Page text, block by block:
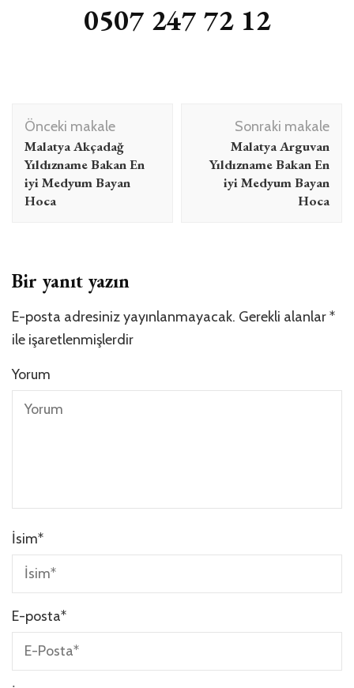
0507 247 72 12
Yazı
dolaşımı
Önceki makale
Malatya Akçadağ
Yıldızname Bakan En
iyi Medyum Bayan
Hoca
Sonraki makale
Malatya Arguvan
Yıldızname Bakan En
iyi Medyum Bayan
Hoca
Bir yanıt yazın
E-posta adresiniz yayınlanmayacak. Gerekli alanlar*
ile işaretlenmişlerdir
Yorum
İsim*
E-posta*